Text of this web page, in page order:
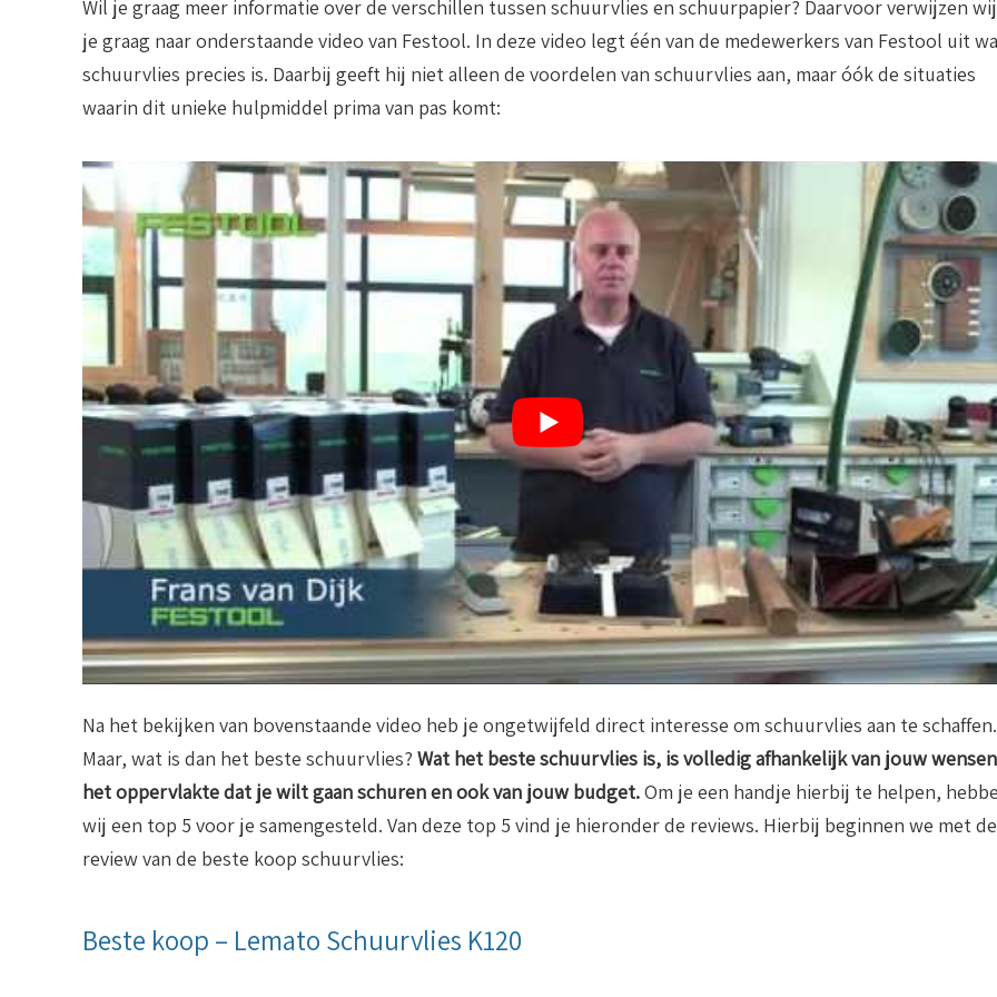
Wil je graag meer informatie over de verschillen tussen schuurvlies en schuurpapier? Daarvoor verwijzen wij
je graag naar onderstaande video van Festool. In deze video legt één van de medewerkers van Festool uit
schuurvlies precies is. Daarbij geeft hij niet alleen de voordelen van schuurvlies aan, maar óók de situaties
waarin dit unieke hulpmiddel prima van pas komt:
Na het bekijken van bovenstaande video heb je ongetwijfeld direct interesse om schuurvlies aan te schaffen.
Maar, wat is dan het beste schuurvlies? Wat het beste schuurvlies is, is volledig afhankelijk van jouw
het oppervlakte dat je wilt gaan schuren en ook van jouw budget.Om je een handje hierbij te helpen,
wij een top 5 voor je samengesteld. Van deze top 5 vind je hieronder de reviews. Hierbij beginnen we met de
review van de beste koop schuurvlies:
Beste koop – Lemato Schuurvlies K120